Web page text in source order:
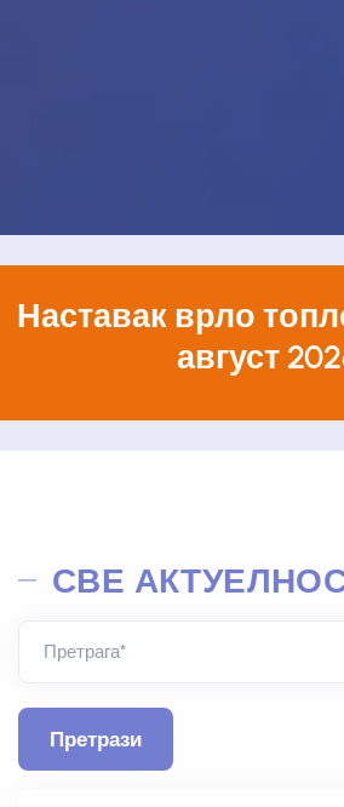
Наставак врло
август
СВЕ
Претрага*